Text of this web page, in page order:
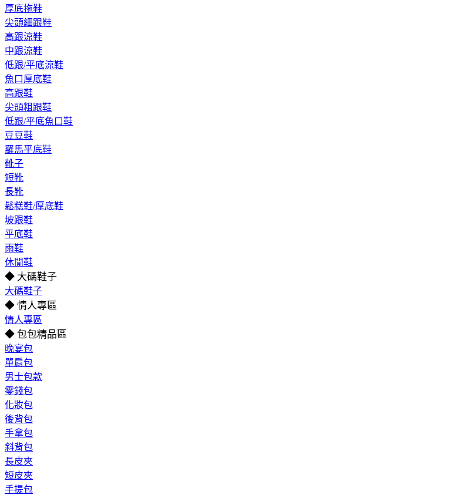
厚底拖鞋
尖頭細跟鞋
高跟涼鞋
中跟涼鞋
低跟/平底涼鞋
魚口厚底鞋
高跟鞋
尖頭粗跟鞋
低跟/平底魚口鞋
豆豆鞋
羅馬平底鞋
靴子
短靴
長靴
鬆糕鞋/厚底鞋
坡跟鞋
平底鞋
雨鞋
休閒鞋
◆ 大碼鞋子
大碼鞋子
◆ 情人專區
情人專區
◆ 包包精品區
晚宴包
單肩包
男士包款
零錢包
化妝包
後背包
手拿包
斜背包
長皮夾
短皮夾
手提包